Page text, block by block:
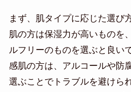
まず、肌タイプに応じた選び
肌の方は保湿力が高いものを
ルフリーのものを選ぶと良い
感肌の方は、アルコールや防
選ぶことでトラブルを避けら